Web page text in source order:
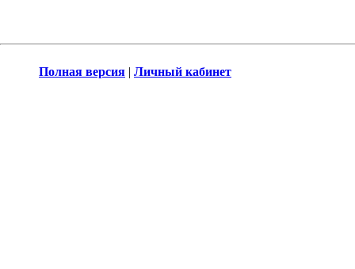
Полная версия | Личный кабинет